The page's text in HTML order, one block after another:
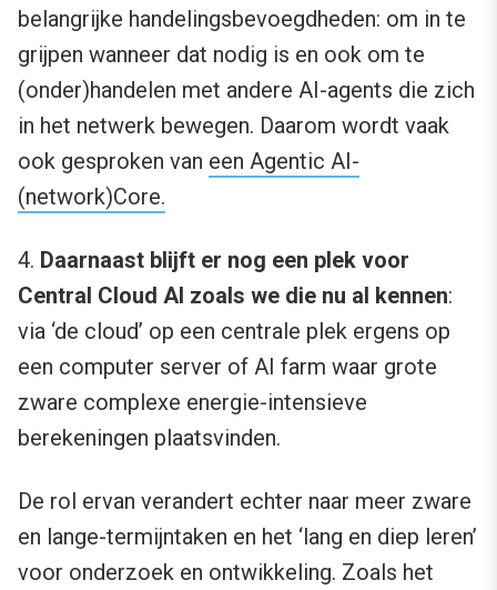
belangrijke handelingsbevoegdheden: om in te
grijpen wanneer dat nodig is en ook om te
(onder)handelen met andere AI-agents die zich
in het netwerk bewegen. Daarom wordt vaak
ook gesproken van een Agentic AI-
(network)Core.
4. Daarnaast blijft er nog een plek voor
Central Cloud AI zoals we die nu al kennen:
via ‘de cloud’ op een centrale plek ergens op
een computer server of AI farm waar grote
zware complexe energie-intensieve
berekeningen plaatsvinden.
De rol ervan verandert echter naar meer zware
en lange-termijntaken en het ‘lang en diep leren’
voor onderzoek en ontwikkeling. Zoals het